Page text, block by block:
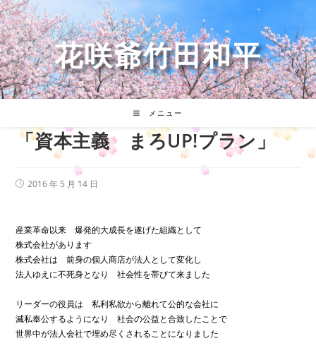
コ
ン
テ
ン
ツ
へ
ス
花咲爺竹田和平
メニュー
「資本主義 まろUP!プラン」
投
日:
2016 年 5 月 14 日
産業革命以来 爆発的大成長を遂げた組織として
株式会社があります
株式会社は 前身の個人商店が法人として変化し
法人ゆえに不死身となり 社会性を帯びて来ました
リーダーの役員は 私利私欲から離れて公的な会社に
滅私奉公するようになり 社会の公益と合致したことで
世界中が法人会社で埋め尽くされることになりました